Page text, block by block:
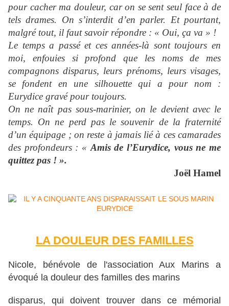
pour cacher ma douleur, car on se sent seul face à de
tels drames. On s’interdit d’en parler. Et pourtant,
malgré tout, il faut savoir répondre : « Oui, ça va » !
Le temps a passé et ces années-là sont toujours en
moi, enfouies si profond que les noms de mes
compagnons disparus, leurs prénoms, leurs visages,
se fondent en une silhouette qui a pour nom :
Eurydice gravé pour toujours.
On ne naît pas sous-marinier, on le devient avec le
temps. On ne perd pas le souvenir de la fraternité
d’un équipage ; on reste à jamais lié à ces camarades
des profondeurs : « Amis de l’Eurydice, vous ne me
quittez pas ! ».
Joël Hamel
LA DOULEUR DES FAMILLES
Nicole, bénévole de l'association Aux Marins a
évoqué la douleur des familles des marins
disparus, qui doivent trouver dans ce mémorial